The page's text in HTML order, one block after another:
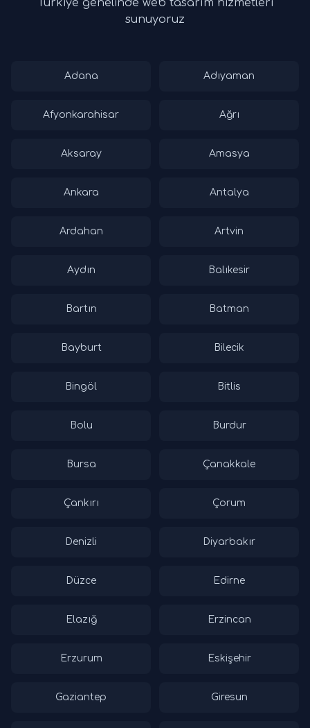
Türkiye genelinde web tasarım hizmetleri
sunuyoruz
Adana Adıyaman
Afyonkarahisar Ağrı
Aksaray Amasya
Ankara Antalya
Ardahan Artvin
Aydın Balıkesir
Bartın Batman
Bayburt Bilecik
Bingöl Bitlis
Bolu Burdur
Bursa Çanakkale
Çankırı Çorum
Denizli Diyarbakır
Düzce Edirne
Elazığ Erzincan
Erzurum Eskişehir
Gaziantep Giresun